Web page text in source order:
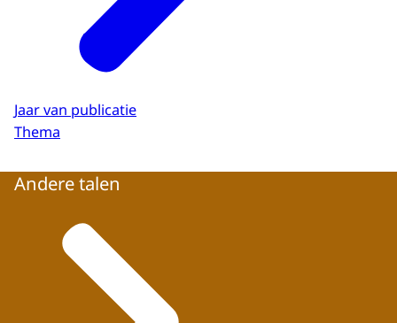
Jaar van publicatie
Thema
Andere talen